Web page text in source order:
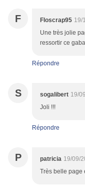
F Floscrap95 19/
Une très jolie
ressortir ce
Répondre
S sogalibert 19/
Joli !!!
Répondre
P patricia 19/09/
Très belle page